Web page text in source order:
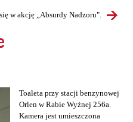
w akcję „Absurdy Nadzoru".
Toaleta przy stacji benzynowej
Orlen w Rabie Wyżnej 256a.
Kamera jest umieszczona